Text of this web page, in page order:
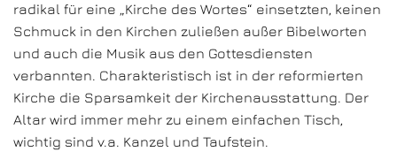
radikal für eine „Kirche des Wortes“ einsetzten, keinen
Schmuck in den Kirchen zuließen außer Bibelworten
und auch die Musik aus den Gottesdiensten
verbannten. Charakteristisch ist in der reformierten
Kirche die Sparsamkeit der Kirchenausstattung. Der
Altar wird immer mehr zu einem einfachen Tisch,
wichtig sind v.a. Kanzel und Taufstein.